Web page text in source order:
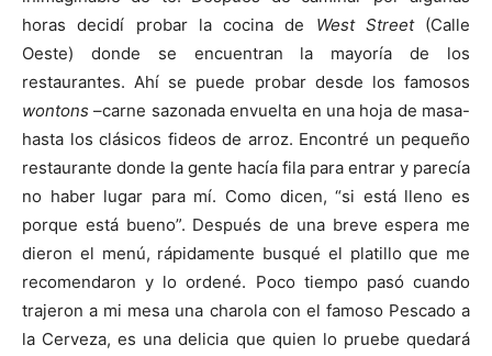
horas decidí probar la cocina de West Street (Calle
Oeste) donde se encuentran la mayoría de los
restaurantes. Ahí se puede probar desde los famosos
wontons–carne sazonada envuelta en una hoja de masa-
hasta los clásicos fideos de arroz. Encontré un pequeño
restaurante donde la gente hacía fila para entrar y parecía
no haber lugar para mí. Como dicen, “si está lleno es
porque está bueno”. Después de una breve espera me
dieron el menú, rápidamente busqué el platillo que me
recomendaron y lo ordené. Poco tiempo pasó cuando
trajeron a mi mesa una charola con el famoso Pescado a
la Cerveza, es una delicia que quien lo pruebe quedará